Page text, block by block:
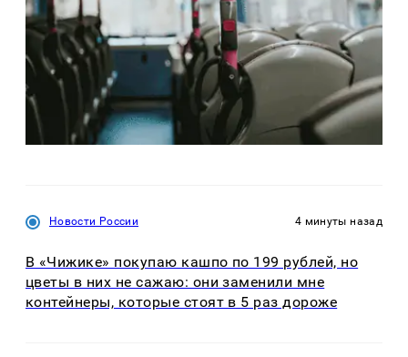
Новости России 4 минуты назад
В «Чижике» покупаю кашпо по 199 рублей, но
цветы в них не сажаю: они заменили мне
контейнеры, которые стоят в 5 раз дороже